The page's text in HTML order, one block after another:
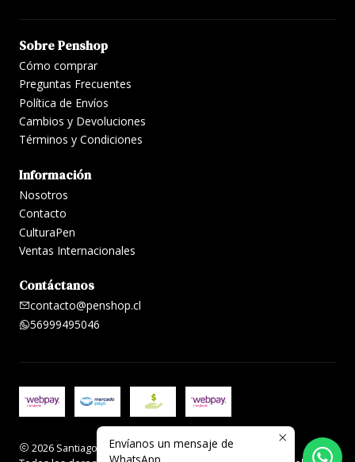
Sobre Penshop
Cómo comprar
Preguntas Frecuentes
Política de Envíos
Cambios y Devoluciones
Términos y Condiciones
Información
Nosotros
Contacto
CulturaPen
Ventas Internacionales
Contáctanos
contacto@penshop.cl
56999495046
2026 Santiago Penshop plumas, lapiceras y accesorios.
Envíanos un mensaje de